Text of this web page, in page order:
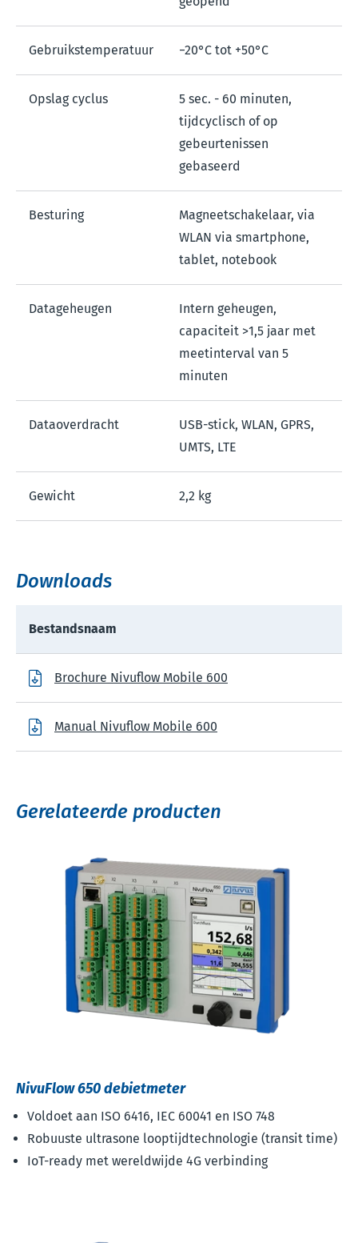
Gebruikstemperatuur −20°C tot +50°C
Opslag cyclus
5 sec. - 60 minuten,
tijdcyclisch of op
gebeurtenissen
gebaseerd
Besturing
Magneetschakelaar, via
WLAN via smartphone,
tablet, notebook
Datageheugen
Intern geheugen,
capaciteit >1,5 jaar met
meetinterval van 5
minuten
Dataoverdracht
USB-stick, WLAN, GPRS,
UMTS, LTE
Gewicht 2,2 kg
Downloads
Bestandsnaam
Brochure Nivuflow Mobile 600
Manual Nivuflow Mobile 600
Gerelateerde producten
NivuFlow 650 debietmeter
Voldoet aan ISO 6416, IEC 60041 en ISO 748
Robuuste ultrasone looptijdtechnologie (transit time)
IoT-ready met wereldwijde 4G verbinding